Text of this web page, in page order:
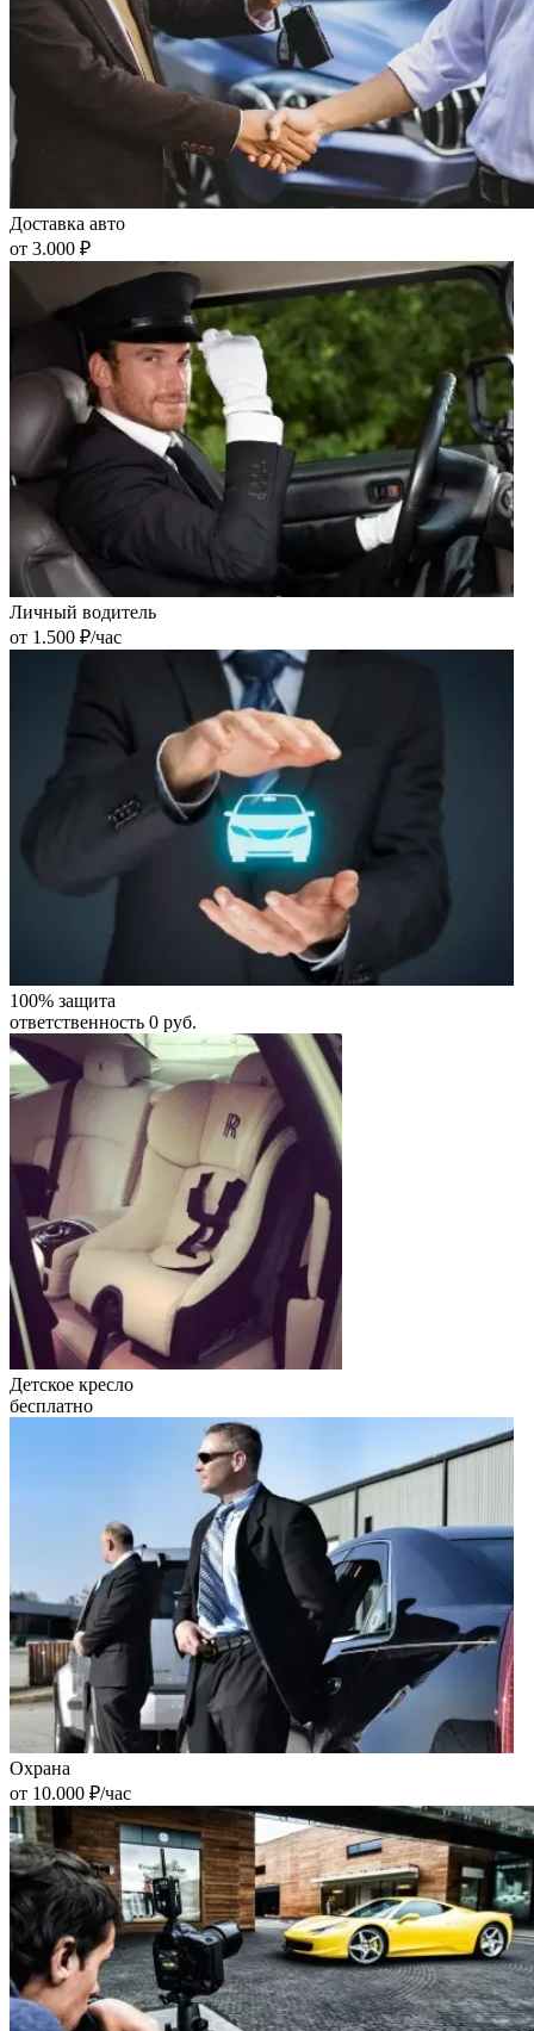
Доставка авто
от 3.000 ₽
Личный водитель
от 1.500 ₽/час
100% защита
ответственность 0 руб.
Детское кресло
бесплатно
Охрана
от 10.000 ₽/час